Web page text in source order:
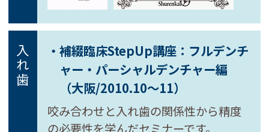
入れ歯
・補綴臨床StepUp講座：フルデンチ
ャー・ パーシャルデンチャー編
（大阪/2010.10～11）
咬み合わせと入れ歯の関係性から精度
の必要性を学んだセミナーです。